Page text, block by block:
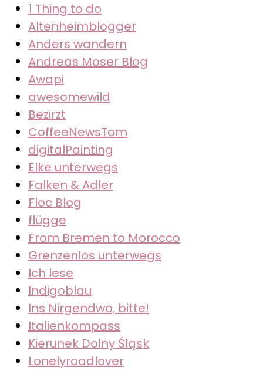
1 Thing to do
Altenheimblogger
Anders wandern
Andreas Moser Blog
Awapi
awesomewild
Bezirzt
CoffeeNewsTom
digitalPainting
Elke unterwegs
Falken & Adler
Floc Blog
flügge
From Bremen to Morocco
Grenzenlos unterwegs
Ich lese
Indigoblau
Ins Nirgendwo, bitte!
Italienkompass
Kierunek Dolny Śląsk
Lonelyroadlover